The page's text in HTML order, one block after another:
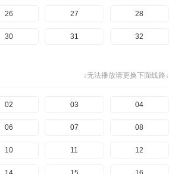
26 27 28
30 31 32
↓无法播放请更换下面线路↓
02 03 04
06 07 08
10 11 12